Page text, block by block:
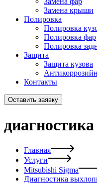
Замена крыши
Полировка
Полировка
Полировка фар
Полировка
Защита
Защита кузова
Контакты
Оставить заявку
Главная
Услуги
Mitsubishi Sigma
Диагностика